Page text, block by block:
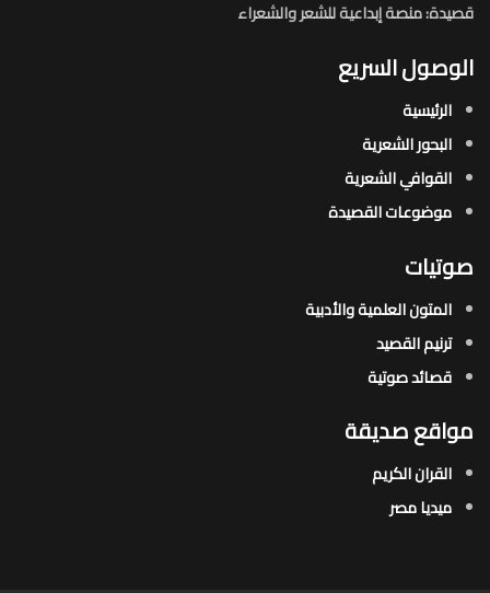
قصيدة: منصة إبداعية للشعر والشعراء
الوصول السريع
الرئيسية
البحور الشعرية​
القوافي الشعرية​
موضوعات القصيدة​
صوتيات
المتون العلمية والأدبية
ترنيم القصيد
قصائد صوتية
مواقع صديقة
القران الكريم
ميديا مصر